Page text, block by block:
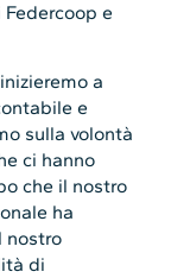
e
a
e
sulla volontà
ci hanno
che il nostro
ha
nostro
di